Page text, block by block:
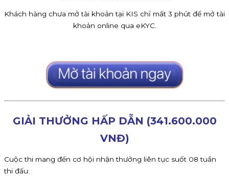
Khách hàng chưa mở tài khoản tại KIS chỉ mất 3 phút để mở tài
khoản online qua eKYC.
GIẢI THƯỞNG HẤP DẪN (341.600.000
VNĐ)
Cuộc thi mang đến cơ hội nhận thưởng liên tục suốt 08 tuần
thi đấu: